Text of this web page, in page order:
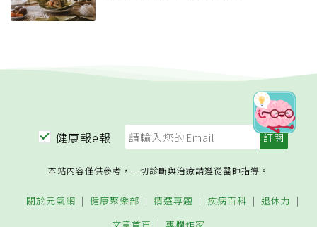
健康報e報
本站內容僅供參考，一切診斷與治療請遵從醫師指導。
關於元氣網 健康聚樂部 精選專題 疾病百科
退休力